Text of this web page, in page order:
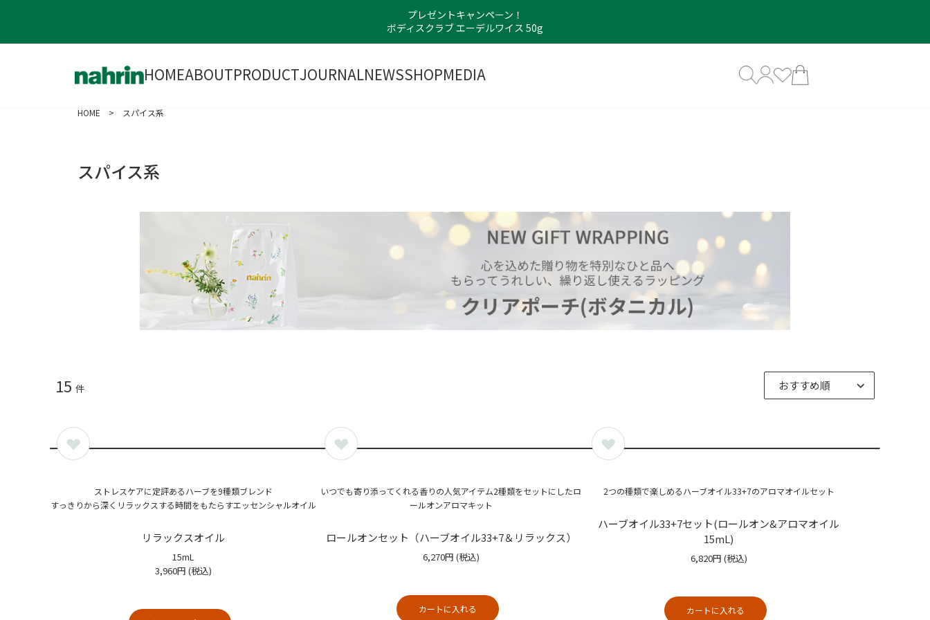
プレゼントキャンペーン！
ボディスクラブ エーデルワイス 50g
HOMEABOUTPRODUCTJOURNALNEWSSHOPMEDIA
HOME > スパイス系
スパイス系
15 件
ストレスケアに定評あるハーブを9種類ブレンド
すっきりから深くリラックスする時間をもたらすエッセンシャルオイル
リラックスオイル
15mL
3,960円 (税込)
いつでも寄り添ってくれる香りの人気アイテム2種類をセットにしたロ
ールオンアロマキット
ロールオンセット（ハーブオイル33+7＆リラックス）
6,270円 (税込)
カートに入れる
2つの種類で楽しめるハーブオイル33+7のアロマオイルセット
ハーブオイル33+7セット(ロールオン&アロマオイル
15mL)
6,820円 (税込)
カートに入れる